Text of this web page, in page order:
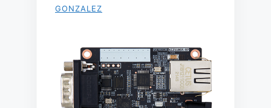
GONZALEZ